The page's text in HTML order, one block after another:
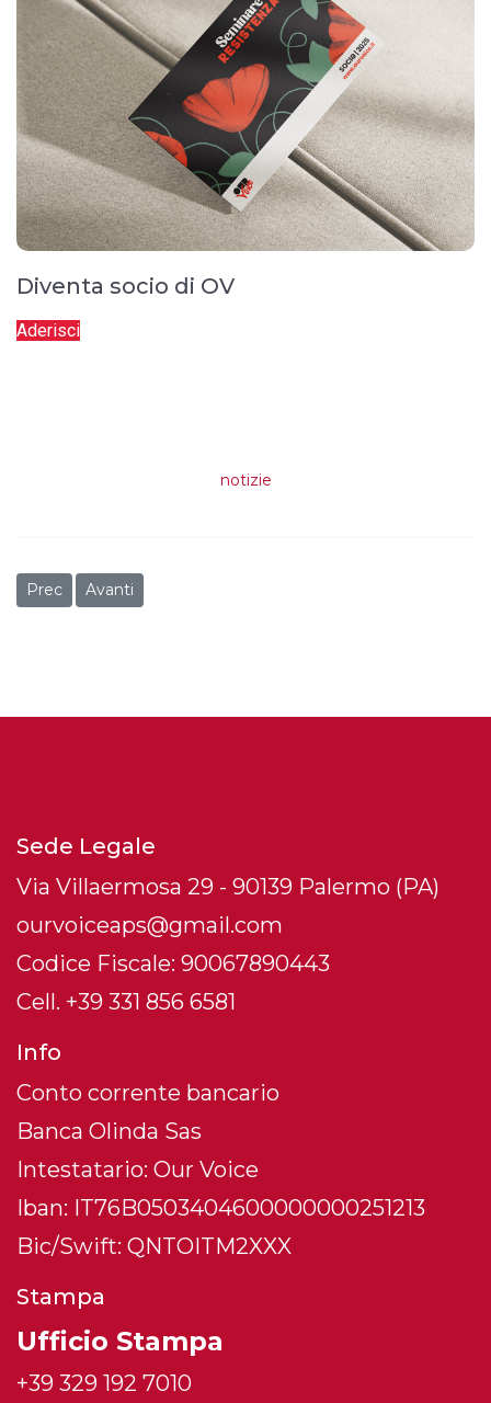
Diventa socio di OV
Aderisci
notizie
Articolo precedente: Condannare Israele è reato, arriva il
Prec Articolo successivo: La nuova Vietnam in Venezuela
Avanti
Sede Legale
Via Villaermosa 29 - 90139 Palermo (PA)
ourvoiceaps@gmail.com
Codice Fiscale: 90067890443
Cell. +39 331 856 6581
Info
Conto corrente bancario
Banca Olinda Sas
Intestatario: Our Voice
Iban: IT76B0503404600000000251213
Bic/Swift: QNTOITM2XXX
Stampa
Ufficio Stampa
+39 329 192 7010